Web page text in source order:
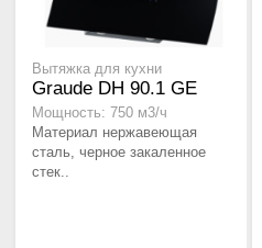
Вытяжка для кухни
Graude DH 90.1 GE
Мощность: 750 м3/ч
Материал нержавеющая
сталь, черное закаленное
стек..